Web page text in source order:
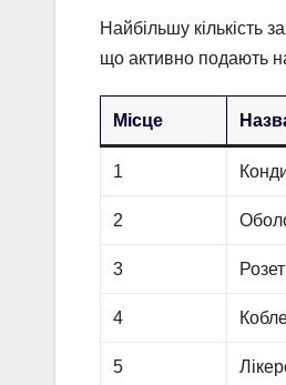
Найбільшу кількість
що активно подають
Місце
1
2
3
4
5